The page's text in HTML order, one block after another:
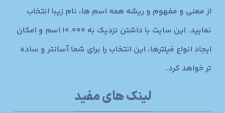
از معنی و مفهوم و ریشه همه اسم ها، نام زیبا انتخاب
نمایید. این سایت با داشتن نزدیک به 10.000 اسم و امکان
ایجاد انواع فیلترها، این انتخاب را برای شما آسانتر و ساده
تر خواهد کرد.
لینک های مفید